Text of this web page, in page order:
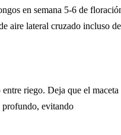
en semana 5-6 de
aire lateral cruzado incluso de
riego. Deja que el maceta
profundo, evitando